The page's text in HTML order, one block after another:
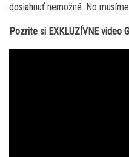
dosiahnuť nemožné. No
Pozrite si EXKLUZÍVNE video